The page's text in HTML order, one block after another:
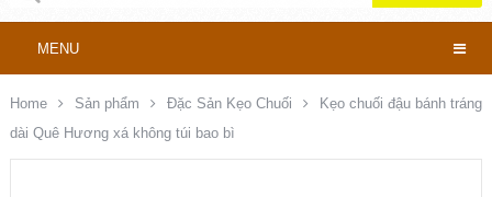
MENU
Home Sản phẩm Đặc Sản Kẹo Chuối
Kẹo chuối đậu bánh tráng
dài Quê Hương xá không túi bao bì